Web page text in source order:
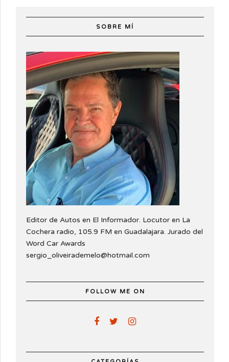
SOBRE MÍ
Editor de Autos en El Informador. Locutor en La
Cochera radio, 105.9 FM en Guadalajara. Jurado del
Word Car Awards
sergio_oliveirademelo@hotmail.com
FOLLOW ME ON